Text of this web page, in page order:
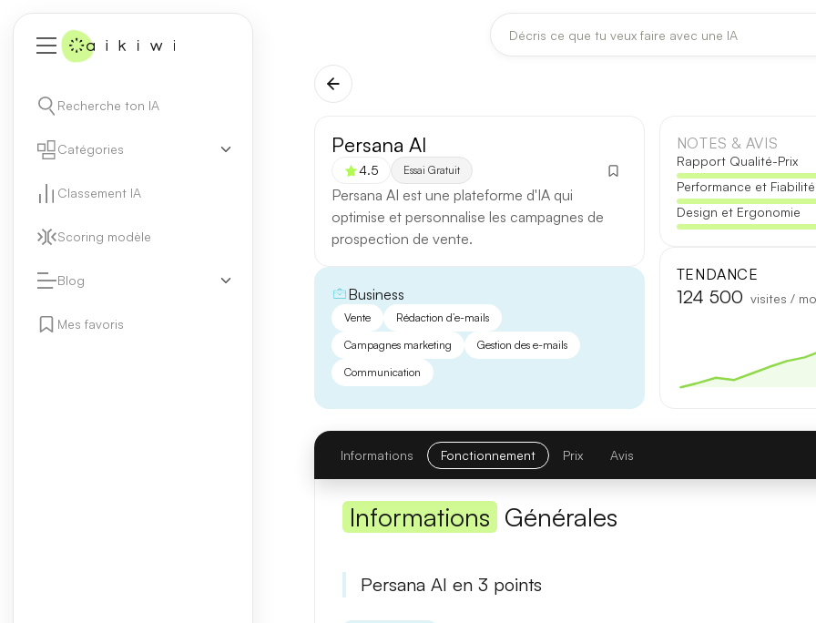
Recherche ton IA
Catégories
Classement IA
Scoring modèle
Blog
Mes favoris
[TEST] Claude Opus 4.8 : ce qui change
5 août 2026
Anthropic met à jour Claude Opus le 2 août 2026. Cette
fiabilité des réponses longues et la vitesse de première réponse.
Ce qui change
Contexte étendu— les documents longs sont traités d’un
— moins de pertes de fil sur les textes de
Première réponse— latence réduite sur les requêtes courtes.
Comparatif avec la version précédente
Opus 4.6→Opus 4.8
Note globale
Latence 1re réponse
Persana AI
4.5 Essai Gratuit
Persana AI est une plateforme d'IA qui
optimise et personnalise les campagnes de
prospection de vente.
Business
Vente
Rédaction d’e-mails
Campagnes marketing
Gestion des e-mails
Communication
NOTES & AVIS
Rapport Qualité-Prix
Performance et Fiabilité
Design et Ergonomie
TENDANCE
124 500 visites /
Informations Fonctionnement Prix Avis
Informations Générales
Persana AI en 3 points